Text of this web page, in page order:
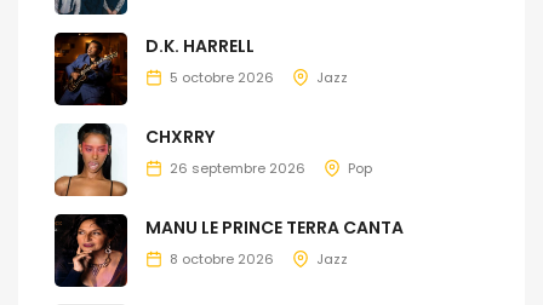
D.K. HARRELL
5 octobre 2026 Jazz
CHXRRY
26 septembre 2026 Pop
MANU LE PRINCE TERRA CANTA
8 octobre 2026 Jazz